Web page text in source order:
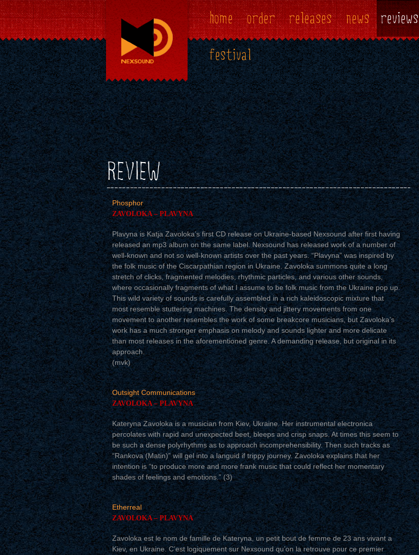
home order releases news reviews
festival
REVIEW
Phosphor
ZAVOLOKA – PLAVYNA
Plavyna is Katja Zavoloka’s first CD release on Ukraine-based Nexsound after first having
released an mp3 album on the same label. Nexsound has released work of a number of
well-known and not so well-known artists over the past years. “Plavyna” was inspired by
the folk music of the Ciscarpathian region in Ukraine. Zavoloka summons quite a long
stretch of clicks, fragmented melodies, rhythmic particles, and various other sounds,
where occasionally fragments of what I assume to be folk music from the Ukraine pop up.
This wild variety of sounds is carefully assembled in a rich kaleidoscopic mixture that
most resemble stuttering machines. The density and jittery movements from one
movement to another resembles the work of some breakcore musicians, but Zavoloka’s
work has a much stronger emphasis on melody and sounds lighter and more delicate
than most releases in the aforementioned genre. A demanding release, but original in its
approach.
(mvk)
Outsight Communications
ZAVOLOKA – PLAVYNA
Kateryna Zavoloka is a musician from Kiev, Ukraine. Her instrumental electronica
percolates with rapid and unexpected beet, bleeps and crisp snaps. At times this seem to
be such a dense polyrhythms as to approach incomprehensibility. Then such tracks as
“Rankova (Matin)” will gel into a languid if trippy journey. Zavoloka explains that her
intention is “to produce more and more frank music that could reflect her momentary
shades of feelings and emotions.” (3)
Etherreal
ZAVOLOKA – PLAVYNA
Zavoloka est le nom de famille de Kateryna, un petit bout de femme de 23 ans vivant a
Kiev, en Ukraine. C’est logiquement sur Nexsound qu’on la retrouve pour ce premier